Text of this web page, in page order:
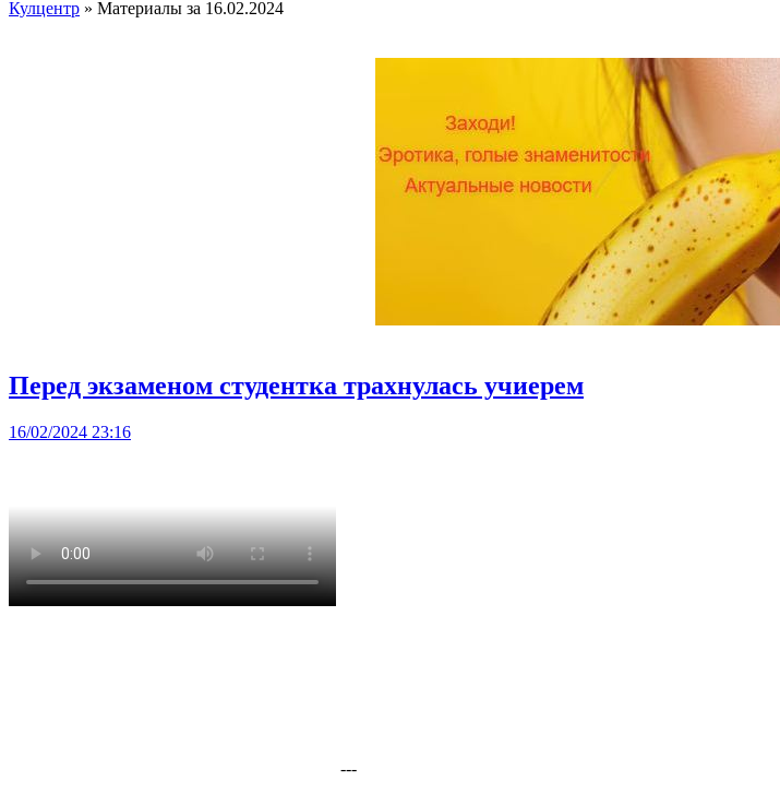
Кулцентр » Материалы за 16.02.2024
Перед экзаменом студентка трахнулась учиерем
16/02/2024 23:16
---